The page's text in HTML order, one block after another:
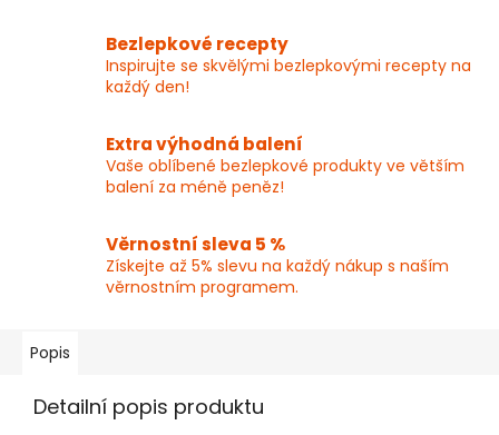
Bezlepkové recepty
Inspirujte se skvělými bezlepkovými recepty na
každý den!
Extra výhodná balení
Vaše oblíbené bezlepkové produkty ve větším
balení za méně peněz!
Věrnostní sleva 5 %
Získejte až 5% slevu na každý nákup s naším
věrnostním programem.
Popis
Detailní popis produktu